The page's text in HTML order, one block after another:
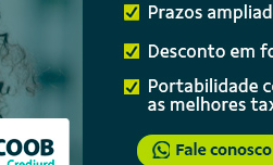
passagens